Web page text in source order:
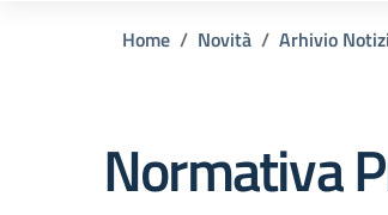
Home Novità Arhivio
Normativa